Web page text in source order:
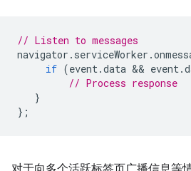
// Listen to messages
navigator . serviceWorker .
if (event.data && event.
// Process response
}
};